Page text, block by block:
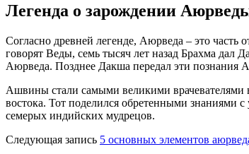
Легенда о зарождении
Согласно древней легенде, Аюрведа – это
говорят Веды, семь тысяч лет назад Брахма дал
Аюрведа. Позднее Дакша передал эти познания
Ашвины стали самыми великими
востока. Тот поделился обретенными знаниями
семерых индийских мудрецов.
Следующая запись 5 основных элементов